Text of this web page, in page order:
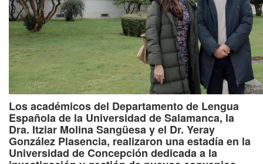
Los académicos del Departamento de Lengua
Española de la Universidad de Salamanca, la
Dra. Itziar Molina Sangüesa y el Dr. Yeray
González Plasencia, realizaron una estadía en la
Universidad de Concepción dedicada a la